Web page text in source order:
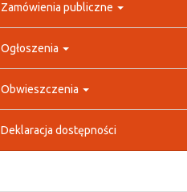
Zamówienia publiczne
Ogłoszenia
Obwieszczenia
Deklaracja dostępności